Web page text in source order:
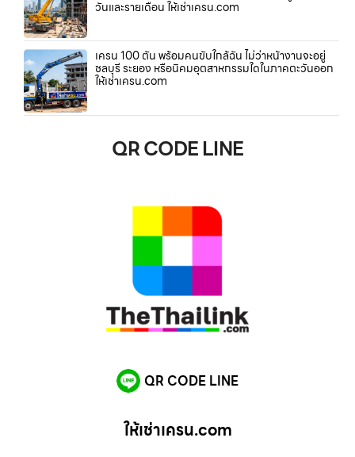
วันและรายเดือน ให้เช่าเครน.com
เครน 100 ตัน พร้อมคนขับใกล้ฉัน ไม่ว่าหน้างานจะอยู่
ชลบุรี ระยอง หรือนิคมอุตสาหกรรมใดในภาคตะวันออก
ให้เช่าเครน.com
QR CODE LINE
QR CODE LINE
ให้เช่าเครน.com